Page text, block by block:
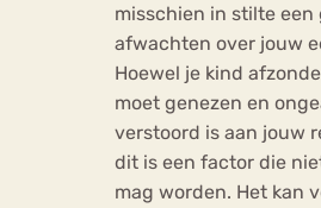
misschien in stilte een
afwachten over jouw
Hoewel je kind
moet genezen en
verstoord is aan jouw
dit is een factor die
mag worden. Het kan